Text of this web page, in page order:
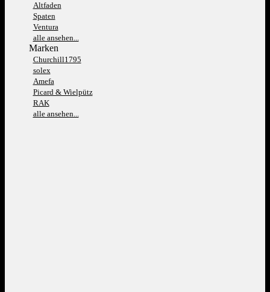
Altfaden
Spaten
Ventura
alle ansehen...
Marken
Churchill1795
solex
Amefa
Picard & Wielpütz
RAK
alle ansehen...